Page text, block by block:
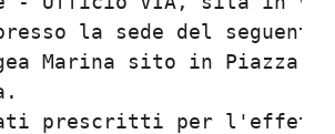
presso la sede del
Marina sito in
prescritti per